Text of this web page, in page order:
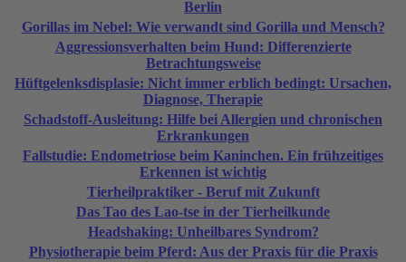
Berlin
Gorillas im Nebel: Wie verwandt sind Gorilla und Mensch?
Aggressionsverhalten beim Hund: Differenzierte
Betrachtungsweise
Hüftgelenksdisplasie: Nicht immer erblich bedingt: Ursachen,
Diagnose, Therapie
Schadstoff-Ausleitung: Hilfe bei Allergien und chronischen
Erkrankungen
Fallstudie: Endometriose beim Kaninchen. Ein frühzeitiges
Erkennen ist wichtig
Tierheilpraktiker - Beruf mit Zukunft
Das Tao des Lao-tse in der Tierheilkunde
Headshaking: Unheilbares Syndrom?
Physiotherapie beim Pferd: Aus der Praxis für die Praxis